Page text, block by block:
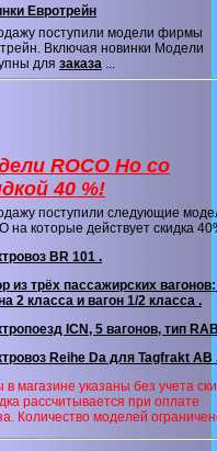
Евротрейн
поступили модели фирмы
Включая новинки Модели
для заказа ...
ROCO Ho со
40 %!
поступили следующие
на которые действует скидка
BR 101 .
из трёх пассажирских
2 класса и вагон 1/2 класса .
ICN, 5 вагонов, тип
Reihe Da для Tagfrakt AB
в магазине указаны без учета
рассчитывается при оплате
Количество моделей